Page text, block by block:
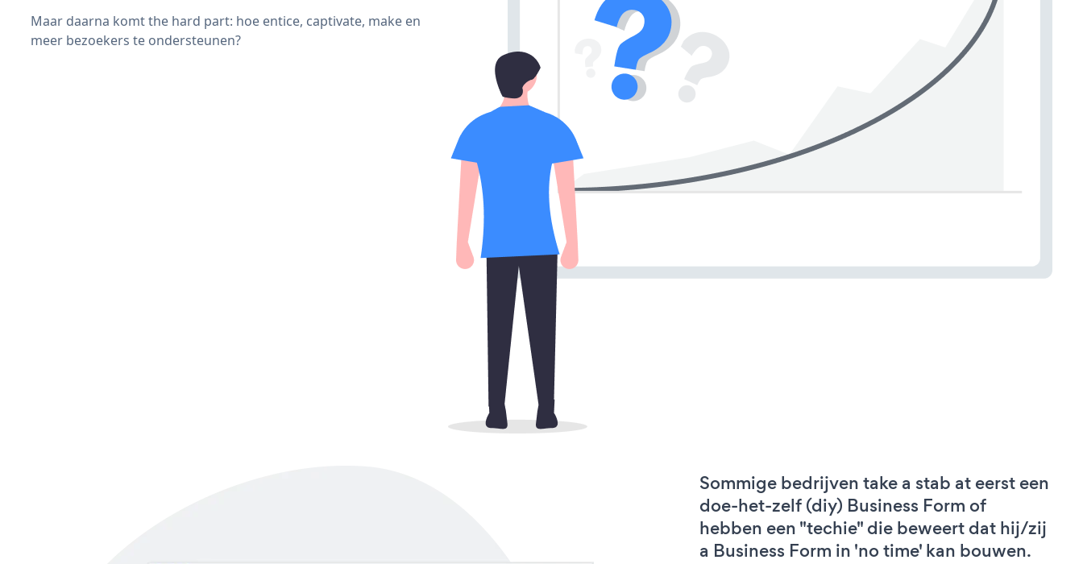
Maar daarna komt the hard part: hoe entice, captivate, make en
meer bezoekers te ondersteunen?
Sommige bedrijven take a stab at eerst een
doe-het-zelf (diy) Business Form of
hebben een "techie" die beweert dat hij/zij
a Business Form in 'no time' kan bouwen.